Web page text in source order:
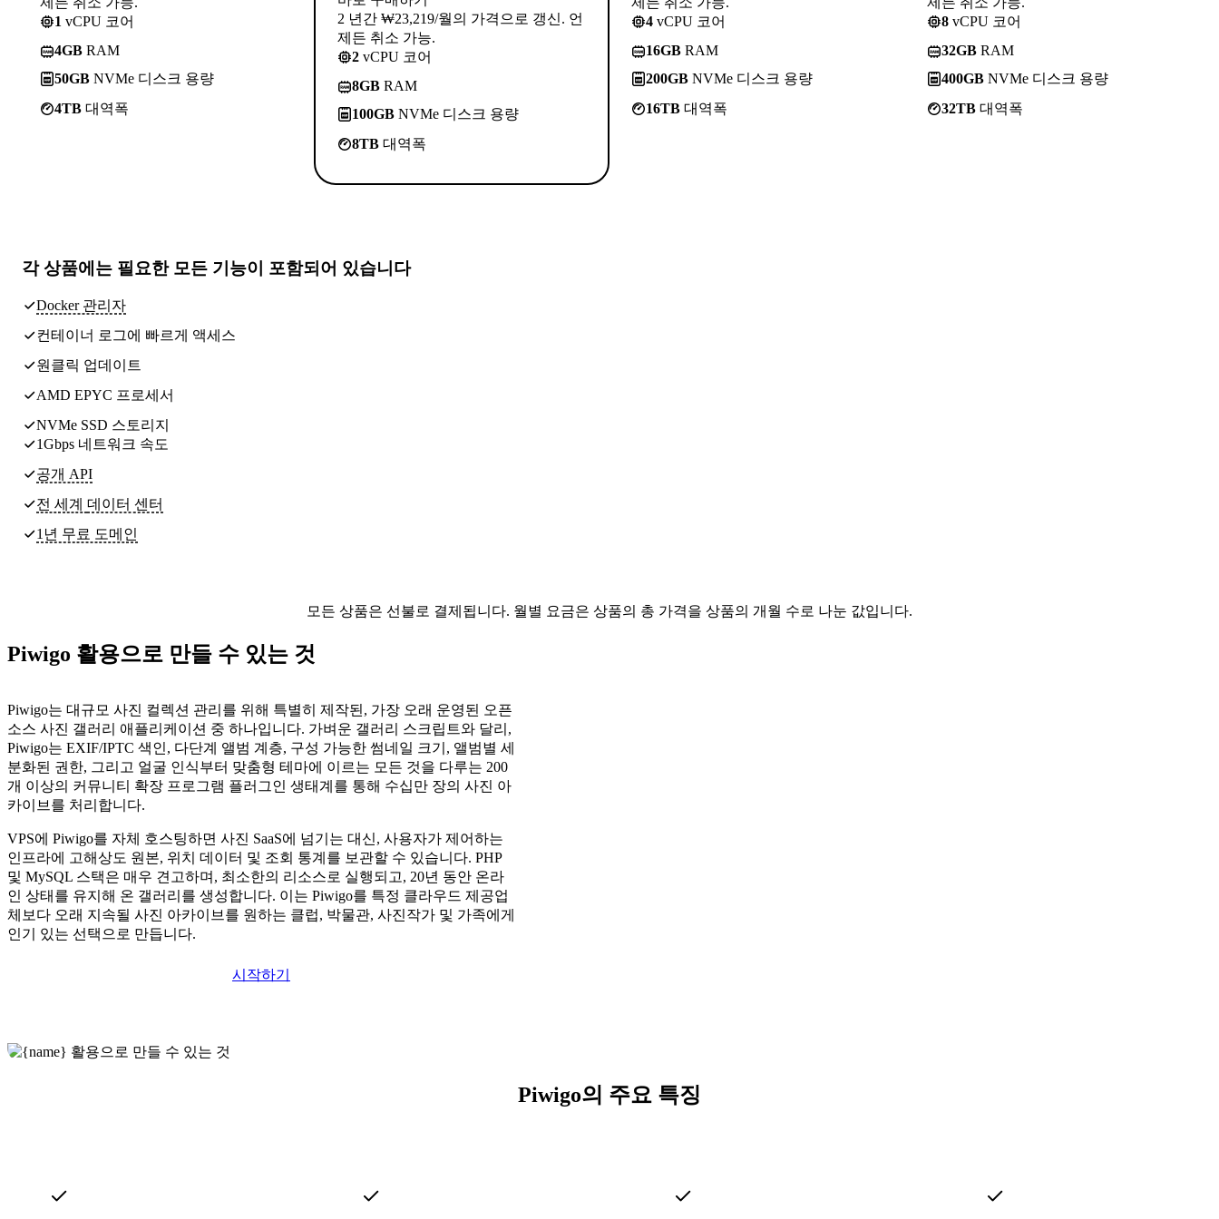
1 vCPU 코어
4GB RAM
50GB NVMe 디스크 용량
4TB 대역폭
2 년간 ₩23,219/월의 가격으로 갱신. 언
제든 취소 가능.
2 vCPU 코어
8GB RAM
100GB NVMe 디스크 용량
8TB 대역폭
4 vCPU 코어
16GB RAM
200GB NVMe 디스크 용량
16TB 대역폭
8 vCPU 코어
32GB RAM
400GB NVMe 디스크 용량
32TB 대역폭
각 상품에는 필요한 모든 기능이 포함되어 있습니다
Docker 관리자
컨테이너 로그에 빠르게 액세스
원클릭 업데이트
AMD EPYC 프로세서
NVMe SSD 스토리지
1Gbps 네트워크 속도
공개 API
전 세계 데이터 센터
1년 무료 도메인
모든 상품은 선불로 결제됩니다. 월별 요금은 상품의 총 가격을 상품의 개월 수로 나눈 값입니다.
Piwigo 활용으로 만들 수 있는 것
Piwigo는 대규모 사진 컬렉션 관리를 위해 특별히 제작된, 가장 오래 운영된 오픈
소스 사진 갤러리 애플리케이션 중 하나입니다. 가벼운 갤러리 스크립트와 달리,
Piwigo는 EXIF/IPTC 색인, 다단계 앨범 계층, 구성 가능한 썸네일 크기, 앨범별 세
분화된 권한, 그리고 얼굴 인식부터 맞춤형 테마에 이르는 모든 것을 다루는 200
개 이상의 커뮤니티 확장 프로그램 플러그인 생태계를 통해 수십만 장의 사진 아
카이브를 처리합니다.
VPS에 Piwigo를 자체 호스팅하면 사진 SaaS에 넘기는 대신, 사용자가 제어하는
인프라에 고해상도 원본, 위치 데이터 및 조회 통계를 보관할 수 있습니다. PHP
및 MySQL 스택은 매우 견고하며, 최소한의 리소스로 실행되고, 20년 동안 온라
인 상태를 유지해 온 갤러리를 생성합니다. 이는 Piwigo를 특정 클라우드 제공업
체보다 오래 지속될 사진 아카이브를 원하는 클럽, 박물관, 사진작가 및 가족에게
인기 있는 선택으로 만듭니다.
시작하기
Piwigo의 주요 특징